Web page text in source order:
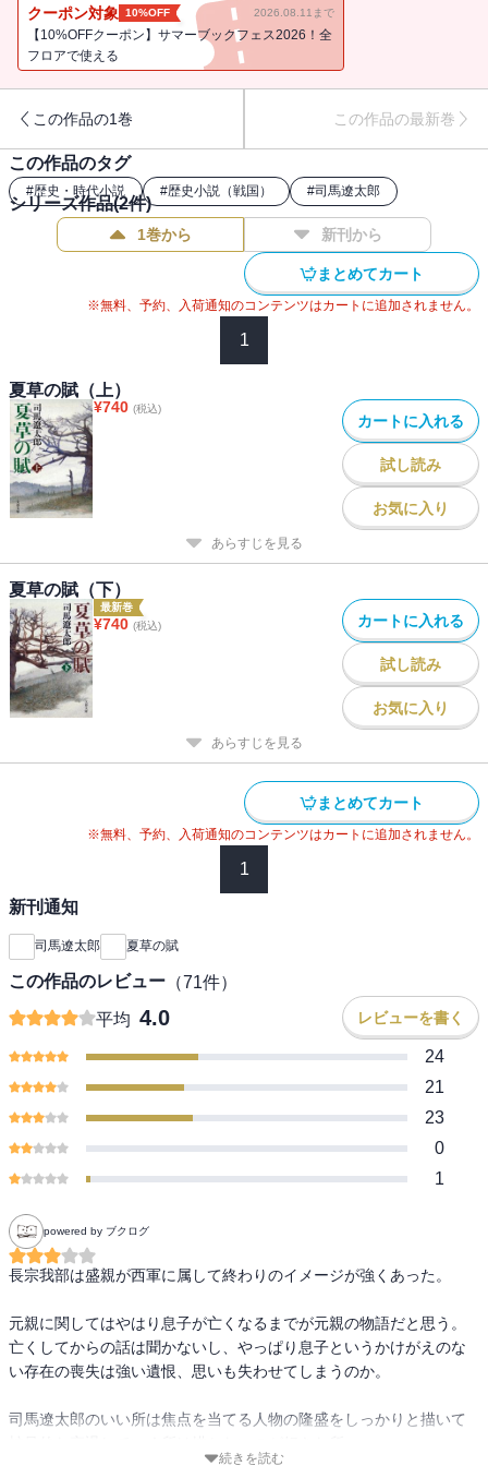
涯。クーポン対象 10%OFF 2026.08.11まで
【10%OFFクーポン】サマーブックフェス2026！全
フロアで使える
この作品の1巻 この作品の最新巻
この作品のタグ
#歴史・時代小説 #歴史小説（戦国） #司馬遼太郎
シリーズ作品(2件)
1巻から 新刊から
まとめてカート
※無料、予約、入荷通知のコンテンツはカートに追加されません。
1
夏草の賦（上）
¥740 (税込)
カートに入れる
試し読み
お気に入り
あらすじを見る
夏草の賦（下）
最新巻
¥740 (税込) カートに入れる
試し読み
お気に入り
あらすじを見る
まとめてカート
※無料、予約、入荷通知のコンテンツはカートに追加されません。
1
新刊通知
司馬遼太郎 夏草の賦
この作品のレビュー （71件）
平均 4.0 レビューを書く
24
21
23
0
1
powered by ブクログ
長宗我部は盛親が西軍に属して終わりのイメージが強くあった。
元親に関してはやはり息子が亡くなるまでが元親の物語だと思う。
亡くしてからの話は聞かないし、やっぱり息子というかけがえのな
い存在の喪失は強い遺恨、思いも失わせてしまうのか。
司馬遼太郎のいい所は焦点を当てる人物の隆盛をしっかりと描いて
続きを読む